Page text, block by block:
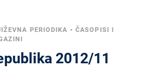
PERIODIKA • ČASOPISI I
2012/11